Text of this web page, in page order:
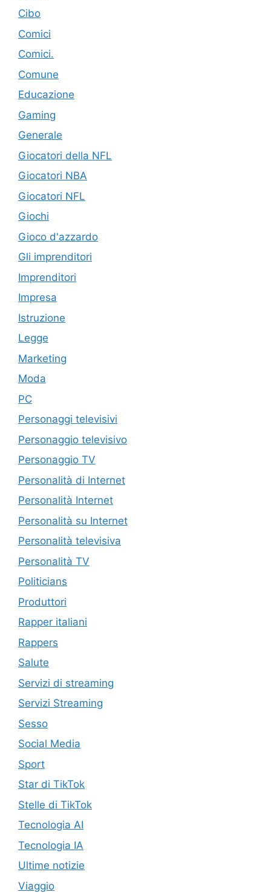
Cibo
Comici
Comici.
Comune
Educazione
Gaming
Generale
Giocatori della NFL
Giocatori NBA
Giocatori NFL
Giochi
Gioco d'azzardo
Gli imprenditori
Imprenditori
Impresa
Istruzione
Legge
Marketing
Moda
PC
Personaggi televisivi
Personaggio televisivo
Personaggio TV
Personalità di Internet
Personalità Internet
Personalità su Internet
Personalità televisiva
Personalità TV
Politicians
Produttori
Rapper italiani
Rappers
Salute
Servizi di streaming
Servizi Streaming
Sesso
Social Media
Sport
Star di TikTok
Stelle di TikTok
Tecnologia AI
Tecnologia IA
Ultime notizie
Viaggio